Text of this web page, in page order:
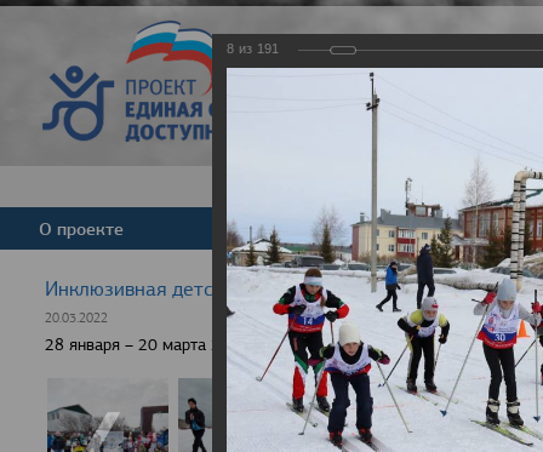
Версия для
О проекте Команда Новости
Инклюзивная детская гонка "Лыжня здоровья" 2022
20.03.2022
28 января – 20 марта 2022 г., 10 населенных пунктов России,
8 из 191